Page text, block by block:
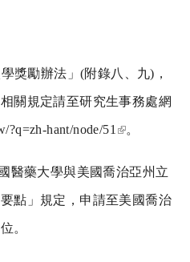
獎勵辦法」(附錄八、九) ，
關規定請至研究生事務處網
?q=zh-hant/node/51 (link is
。
醫藥大學與美國喬治亞州立
點」規定，申請至美國喬治
。